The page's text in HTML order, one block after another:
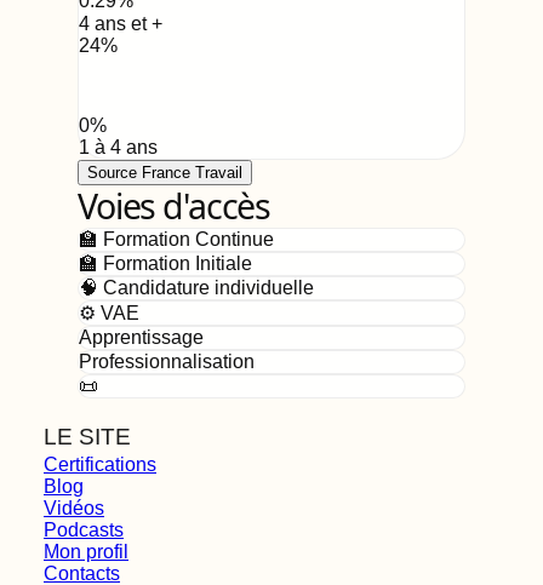
4 ans et +
24%
0%
1 à 4 ans
Source France Travail
Voies d'accès
🏫 Formation Continue
🏫 Formation Initiale
🧠 Candidature individuelle
⚙️ VAE
Apprentissage
Professionnalisation
📜
LE SITE
Certifications
Blog
Vidéos
Podcasts
Mon profil
Contacts